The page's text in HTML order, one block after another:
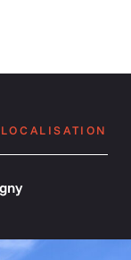
LOCALISATION